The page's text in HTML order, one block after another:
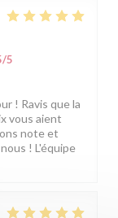
/5
! Ravis que la
vous aient
note et
! L'équipe